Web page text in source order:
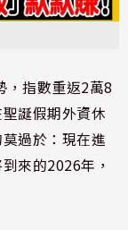
，指數重返2萬8
誕假期外資休
過於：現在進
來的2026年，